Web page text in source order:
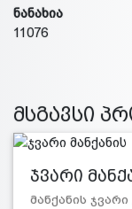
ნანახია
11076
მსგავსი
ჯვარი
მანქანის